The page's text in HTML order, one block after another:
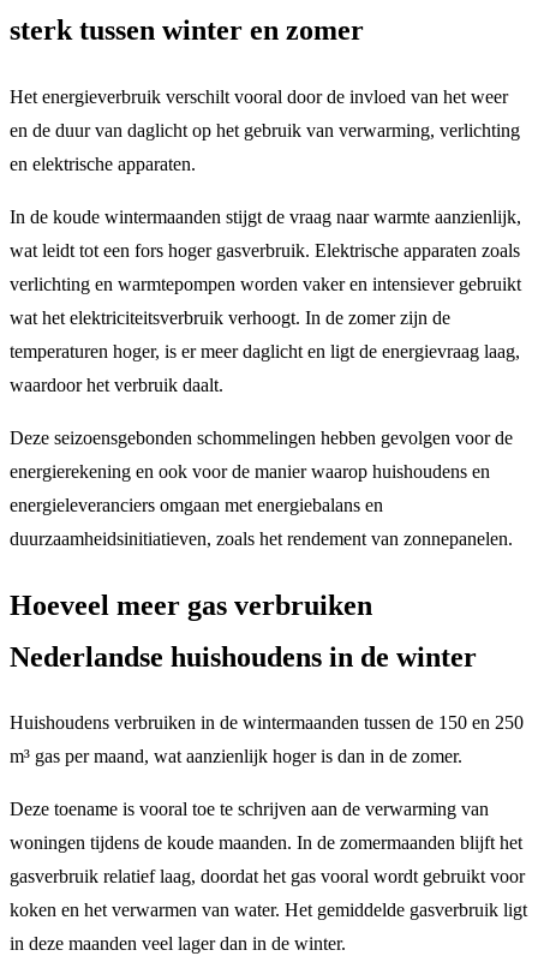
sterk tussen winter en zomer
Het energieverbruik verschilt vooral door de invloed van het weer
en de duur van daglicht op het gebruik van verwarming, verlichting
en elektrische apparaten.
In de koude wintermaanden stijgt de vraag naar warmte aanzienlijk,
wat leidt tot een fors hoger gasverbruik. Elektrische apparaten zoals
verlichting en warmtepompen worden vaker en intensiever gebruikt
wat het elektriciteitsverbruik verhoogt. In de zomer zijn de
temperaturen hoger, is er meer daglicht en ligt de energievraag laag,
waardoor het verbruik daalt.
Deze seizoensgebonden schommelingen hebben gevolgen voor de
energierekening en ook voor de manier waarop huishoudens en
energieleveranciers omgaan met energiebalans en
duurzaamheidsinitiatieven, zoals het rendement van zonnepanelen.
Hoeveel meer gas verbruiken
Nederlandse huishoudens in de winter
Huishoudens verbruiken in de wintermaanden tussen de 150 en 250
m³ gas per maand, wat aanzienlijk hoger is dan in de zomer.
Deze toename is vooral toe te schrijven aan de verwarming van
woningen tijdens de koude maanden. In de zomermaanden blijft het
gasverbruik relatief laag, doordat het gas vooral wordt gebruikt voor
koken en het verwarmen van water. Het gemiddelde gasverbruik ligt
in deze maanden veel lager dan in de winter.